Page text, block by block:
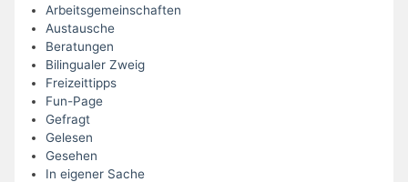
Arbeitsgemeinschaften
Austausche
Beratungen
Bilingualer Zweig
Freizeittipps
Fun-Page
Gefragt
Gelesen
Gesehen
In eigener Sache